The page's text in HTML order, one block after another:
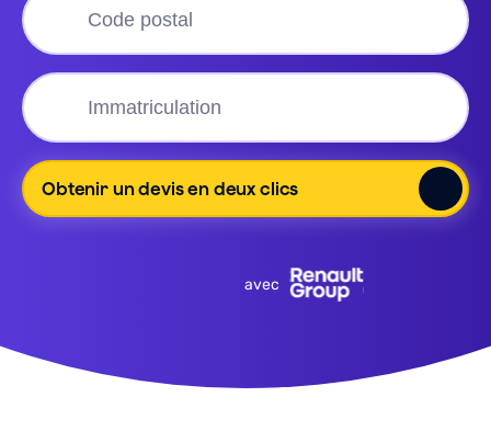
Obtenir un devis en deux clics
avec